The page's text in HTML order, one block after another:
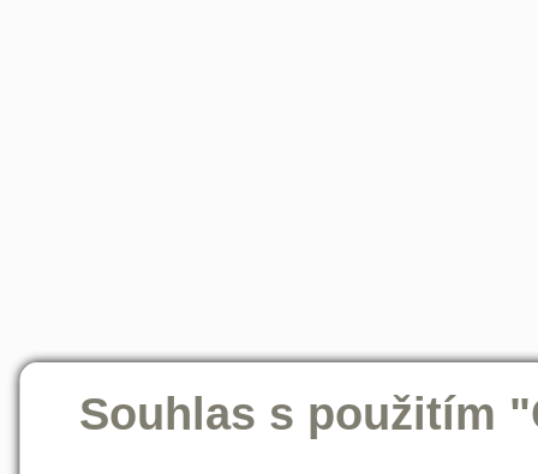
Souhlas s použitím